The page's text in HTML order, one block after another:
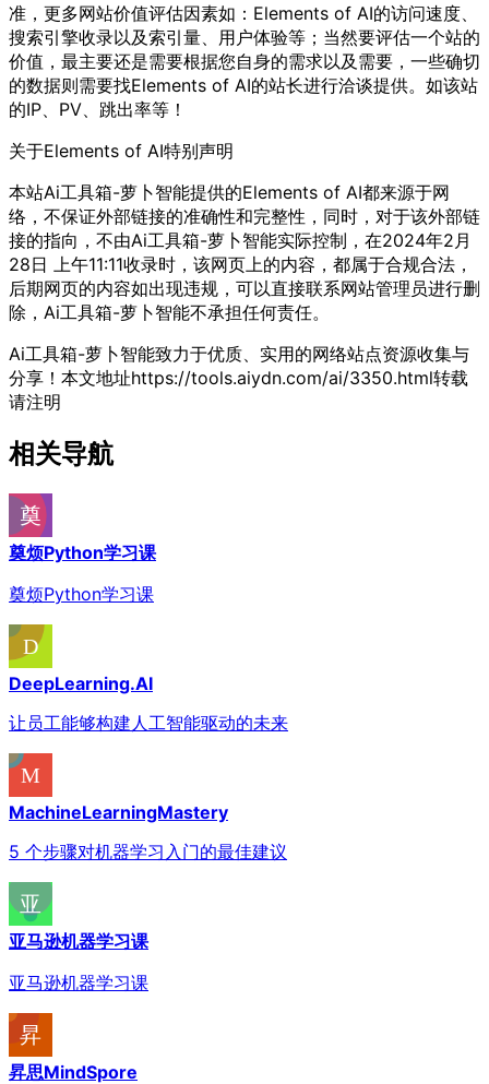
准，更多网站价值评估因素如：Elements of AI的访问速度、
搜索引擎收录以及索引量、用户体验等；当然要评估一个站的
价值，最主要还是需要根据您自身的需求以及需要，一些确切
的数据则需要找Elements of AI的站长进行洽谈提供。如该站
的IP、PV、跳出率等！
关于Elements of AI特别声明
本站Ai工具箱-萝卜智能提供的Elements of AI都来源于网
络，不保证外部链接的准确性和完整性，同时，对于该外部链
接的指向，不由Ai工具箱-萝卜智能实际控制，在2024年2月
28日 上午11:11收录时，该网页上的内容，都属于合规合法，
后期网页的内容如出现违规，可以直接联系网站管理员进行删
除，Ai工具箱-萝卜智能不承担任何责任。
Ai工具箱-萝卜智能致力于优质、实用的网络站点资源收集与
分享！ 本文地址https://tools.aiydn.com/ai/3350.html转载
请注明
相关导航
奠烦Python学习课
奠烦Python学习课
DeepLearning.AI
让员工能够构建人工智能驱动的未来
MachineLearningMastery
5 个步骤对机器学习入门的最佳建议
亚马逊机器学习课
亚马逊机器学习课
昇思MindSpore